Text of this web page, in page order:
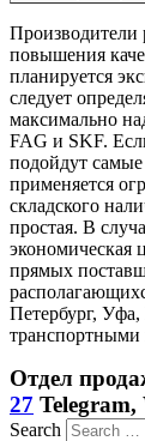
повышения
планируется
следует
максимально
FAG и SKF.
подойдут
применяется
складского
простая. В
экономическая
прямых
Петербург,
Отдел
27
Search